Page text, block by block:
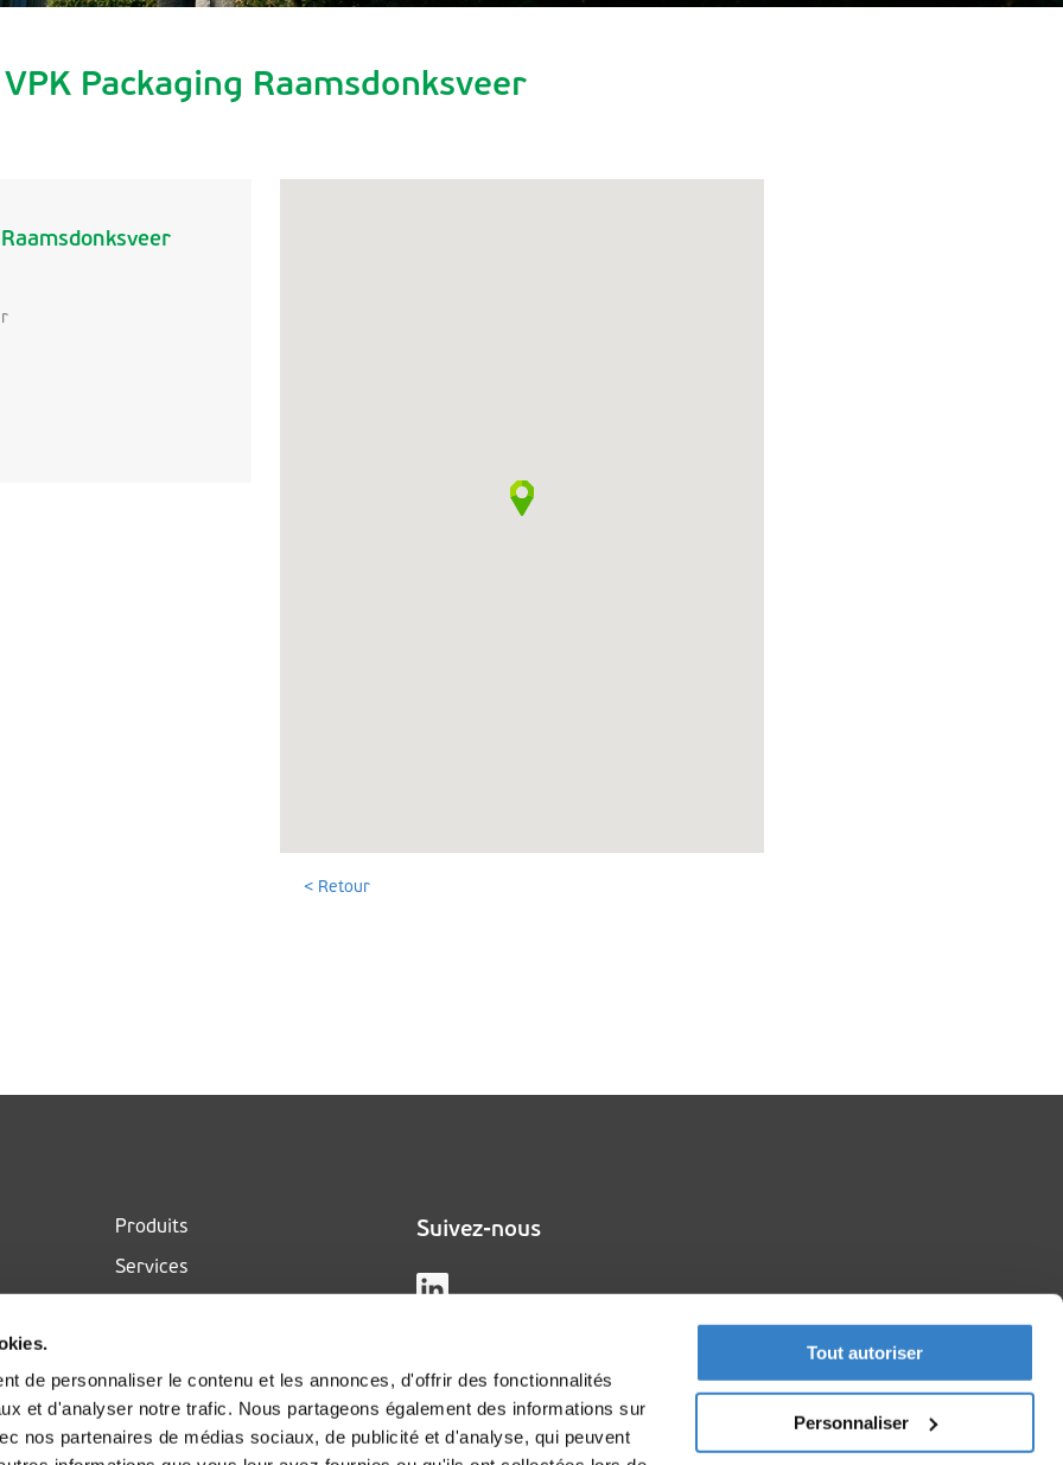
de personnaliser le contenu et les annonces, d'offrir des fonctionnalités
et d'analyser notre trafic. Nous partageons également des informations sur
nos partenaires de médias sociaux, de publicité et d'analyse, qui peuvent
Tout autoriser
Personnaliser
VPK Packaging Raamsdonksveer
< Retour
Produits
Services
A propos
Actualités
Suivez-nous